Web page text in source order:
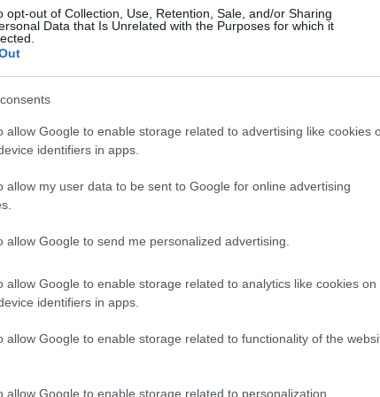
opt-out of Collection, Use, Retention, Sale, and/or Sharing
Data that Is Unrelated with the Purposes for which it
allow Google to enable storage related to advertising like cookies
identifiers in apps.
allow my user data to be sent to Google for online advertising
allow Google to send me personalized advertising.
allow Google to enable storage related to analytics like cookies on
identifiers in apps.
allow Google to enable storage related to functionality of the
allow Google to enable storage related to personalization.
az aszfaltnak csapódott, majd nekicsúszott a
versenyén. Ezután kórházba szállították, ahol
vannak, és minimum ideiglenesen kerekesszékbe
a történtek óta, ahol alapvetően jó hírekről
hogy sérülése egészen pontosan mennyire
látni a világot. Azonban nem sokkal később elárulta,
is küszködik.